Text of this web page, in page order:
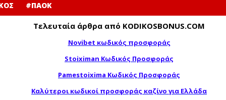
#ΠΑΟΚ
Τελευταία άρθρα από KODIKOSBONUS.COM
Novibet κωδικός προσφοράς
Stoiximan Κωδικός Προσφοράς
Pamestoixima Κωδικός Προσφοράς
Καλύτεροι κωδικοί προσφοράς καζίνο για Ελλάδα